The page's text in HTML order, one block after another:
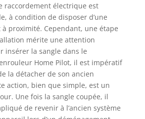
prêt à être utilisé !
UN SYSTEME
COMPLET ET
EVOLUTIF : Le
système
HOMEPILOT vous
propose toute une
gamme de produits
et d'accessoires
complémentaires.
La marque
raccordement électrique est
à condition de disposer d’une
proximité. Cependant, une étape
mérite une attention
insérer la sangle dans le
Home Pilot, il est impératif
la détacher de son ancien
action, bien que simple, est un
Une fois la sangle coupée, il
de revenir à l’ancien système